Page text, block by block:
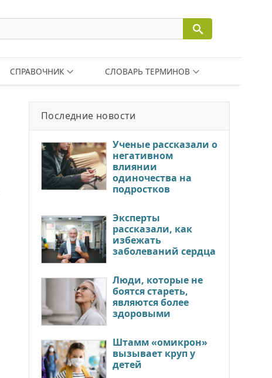
СПРАВОЧНИК СЛОВАРЬ ТЕРМИНОВ
Последние новости
Ученые рассказали о
негативном
влиянии
одиночества на
подростков
Эксперты
рассказали, как
избежать
заболеваний сердца
Люди, которые не
боятся стареть,
являются более
здоровыми
Штамм «омикрон»
вызывает круп у
детей